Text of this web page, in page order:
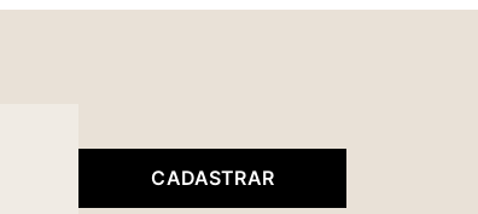
CADASTRAR